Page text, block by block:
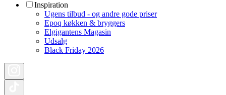
Inspiration
Ugens tilbud - og andre gode priser
Epoq køkken & bryggers
Elgigantens Magasin
Udsalg
Black Friday 2026